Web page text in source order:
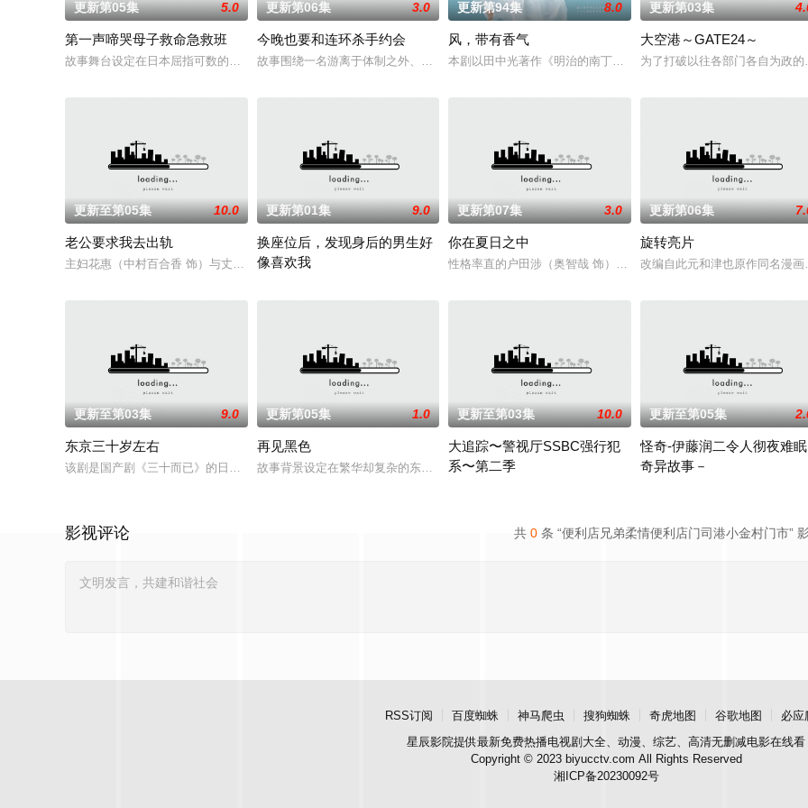
更新第05集 5.0
第一声啼哭母子救命急救班
故事舞台设定在日本屈指可数的顶级豪华医院“圣菲奥娜医院”。少子化、医生短缺、地方产
更新第06集 3.0
今晚也要和连环杀手约会
故事围绕一名游离于体制之外、孤傲冷峻的“独狼”刑警，与一位拥有特异功能的神秘密友展
更新第94集 8.0
风，带有香气
本剧以田中光著作《明治的南丁格尔 大关和物语》为原案，取材自日
更新第03集
大空港～GATE24～
为了打破以往各部门各自为政的
更新至第05集 10.0
老公要求我去出轨
主妇花惠（中村百合香 饰）与丈夫弘树（佐野玲於 饰）及4岁女儿看似幸福，却面临着丧
更新第01集 9.0
换座位后，发现身后的男生好
像喜欢我
更新第07集 3.0
你在夏日之中
性格率直的户田涉（奥智哉 饰）与校园风云人物佐伯千晴（杢代和人
更新第06集
旋转亮片
改编自此元和津也原作同名漫画
更新至第03集 9.0
东京三十岁左右
该剧是国产剧《三十而已》的日本翻拍版。故事讲述曾从外地来到憧憬的东京的三位女性，在
更新第05集 1.0
再见黑色
故事背景设定在繁华却复杂的东京池袋地区。西池袋警署新设立了“犯罪受害者支援室”，在
更新至第03集 10.0
大追踪〜警视厅SSBC强行犯
系〜第二季
更新至第05集
怪奇-伊藤润二令人彻夜难
奇异故事－
共 0 条 “便利店兄弟柔情便利店门司港小金村门市”
影视评论
RSS订阅 百度蜘蛛 神马爬虫 搜狗蜘蛛 奇虎地图 谷歌地图
必应
星辰影院提供最新免费热播电视剧大全、动漫、综艺、高清无删减电影在线看
Copyright © 2023 biyucctv.com All Rights Reserved
湘ICP备20230092号